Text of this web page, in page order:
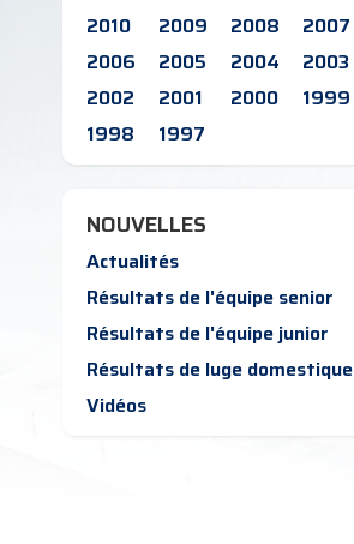
2010
2009 2008
2007
2006
2005 2004
2003
2002
2001 2000
1999
1998
1997
NOUVELLES
Actualités
Résultats de l'équipe senior
Résultats de l'équipe junior
Résultats de luge domestique
Vidéos